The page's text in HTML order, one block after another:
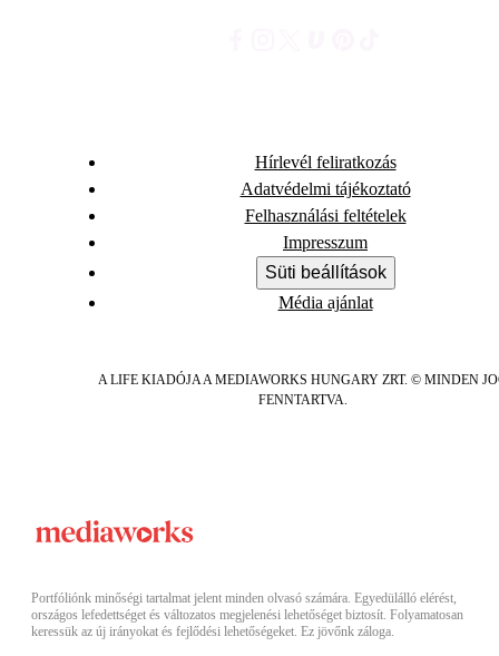
Hírlevél feliratkozás
Adatvédelmi tájékoztató
Felhasználási feltételek
Impresszum
Süti beállítások
Média ajánlat
A LIFE KIADÓJA A MEDIAWORKS HUNGARY ZRT. © MINDEN
FENNTARTVA.
Portfóliónk minőségi tartalmat jelent minden olvasó számára. Egyedülálló elérést,
országos lefedettséget és változatos megjelenési lehetőséget biztosít. Folyamatosan
keressük az új irányokat és fejlődési lehetőségeket. Ez jövőnk záloga.